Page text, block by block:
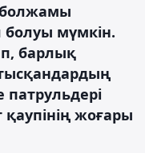
болжамы
болуы мүмкін.
барлық
жоғары